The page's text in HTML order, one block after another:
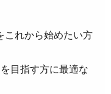
これから始めたい方
目指す方に最適な